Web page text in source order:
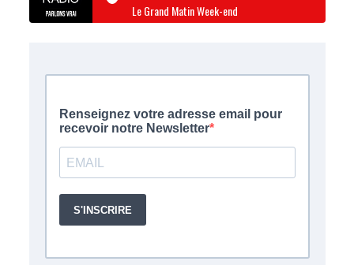
Le Grand Matin Week-end